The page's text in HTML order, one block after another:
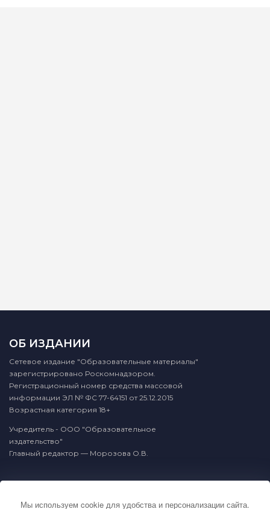
По вопросам связанным с публикацией
ОБ ИЗДАНИИ
Сетевое издание "Образовательные материалы"
зарегистрировано Роскомнадзором.
Регистрационный номер средства массовой
информации ЭЛ № ФС 77-64151 от 25.12.2015
Возрастная категория 18+
Учредитель - ООО "Образовательное
издательство"
Главный редактор — Морозова О.В.
Мы используем cookie для удобства и персонализации сайта.